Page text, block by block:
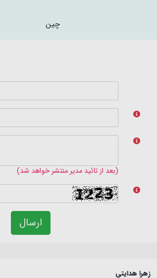
چین
(بعد از تائید مدیر منتشر خواهد شد)
ارسال
زهرا هدایتی